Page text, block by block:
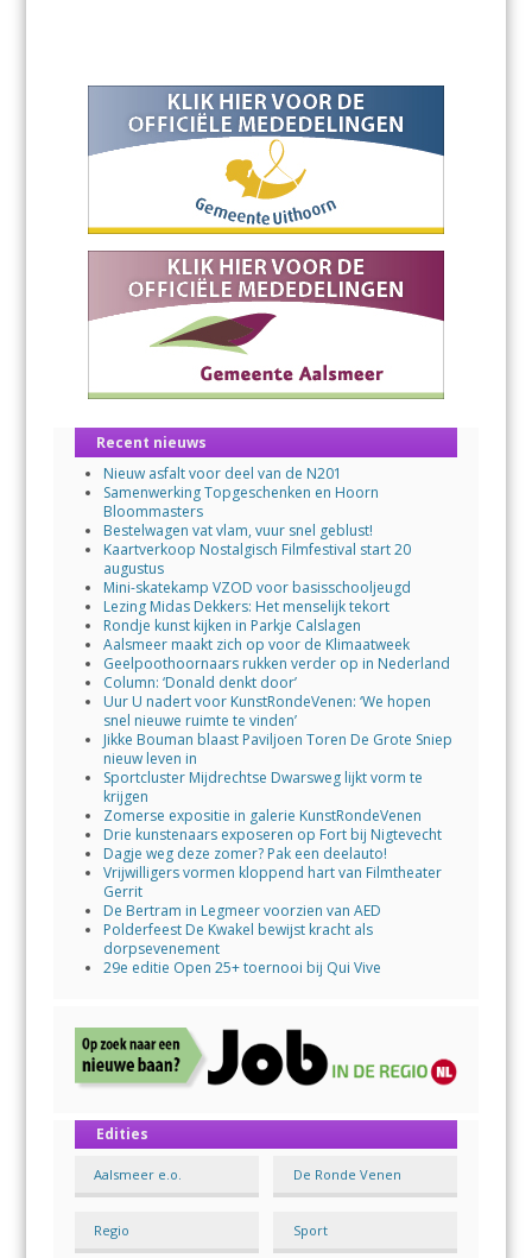
Recent nieuws
Nieuw asfalt voor deel van de N201
Samenwerking Topgeschenken en Hoorn
Bloommasters
Bestelwagen vat vlam, vuur snel geblust!
Kaartverkoop Nostalgisch Filmfestival start 20
augustus
Mini-skatekamp VZOD voor basisschooljeugd
Lezing Midas Dekkers: Het menselijk tekort
Rondje kunst kijken in Parkje Calslagen
Aalsmeer maakt zich op voor de Klimaatweek
Geelpoothoornaars rukken verder op in Nederland
Column: ‘Donald denkt door’
Uur U nadert voor KunstRondeVenen: ‘We hopen
snel nieuwe ruimte te vinden’
Jikke Bouman blaast Paviljoen Toren De Grote Sniep
nieuw leven in
Sportcluster Mijdrechtse Dwarsweg lijkt vorm te
krijgen
Zomerse expositie in galerie KunstRondeVenen
Drie kunstenaars exposeren op Fort bij Nigtevecht
Dagje weg deze zomer? Pak een deelauto!
Vrijwilligers vormen kloppend hart van Filmtheater
Gerrit
De Bertram in Legmeer voorzien van AED
Polderfeest De Kwakel bewijst kracht als
dorpsevenement
29e editie Open 25+ toernooi bij Qui Vive
Edities
Aalsmeer e.o. De Ronde Venen
Regio Sport